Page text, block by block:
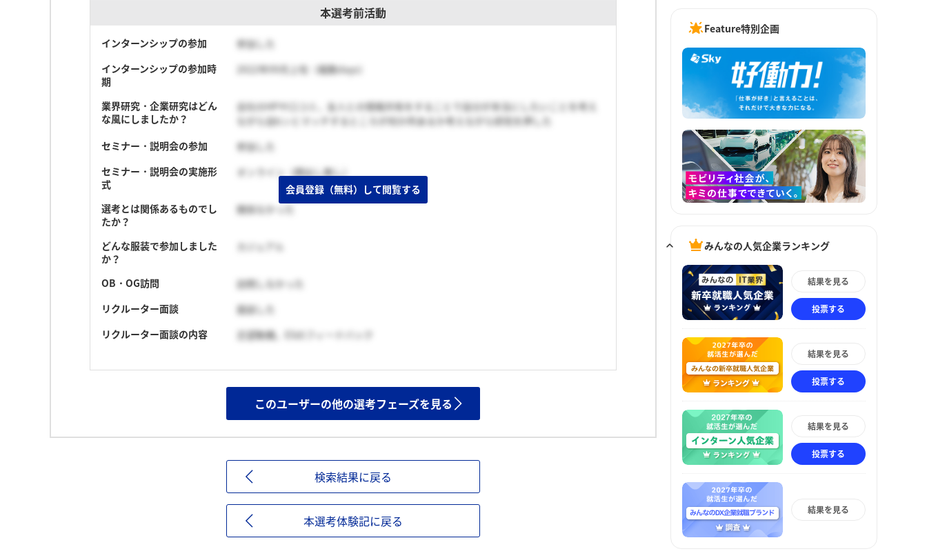
本選考前活動
インターンシップの参加
参加した
インターンシップの参加時
期
2022年09月上旬（複数days）
業界研究・企業研究はどん
な風にしましたか？
会社のHPや口コミ，友人との情報共有をすることで自分が本当にしたいことを考え
ながら自bンとマッチするところが何か所あるか考えながら研究を押した
セミナー・説明会の参加
参加した
セミナー・説明会の実施形
式
オンライン（顔出し無し）
選考とは関係あるものでし
たか？
関係なかった
どんな服装で参加しました
か？
カジュアル
OB・OG訪問
訪問しなかった
リクルーター面談
面談した
リクルーター面談の内容
志望動機，ESのフィードバック
会員登録（無料）して閲覧する
このユーザーの他の選考フェーズを見る
検索結果に戻る
本選考体験記に戻る
Feature特別企画
みんなの人気企業ランキング
結果を見る
投票する
結果を見る
投票する
結果を見る
投票する
結果を見る